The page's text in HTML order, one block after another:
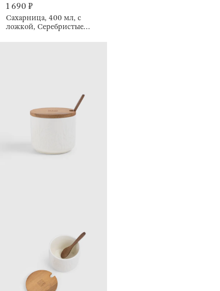
1 690 ₽
Сахарница, 400 мл, с
ложкой, Серебристые